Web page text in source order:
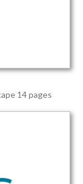
14 pages